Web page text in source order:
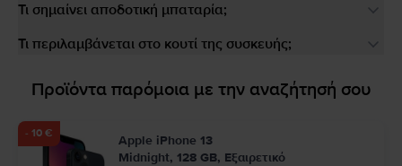
Τι σημαίνει αποδοτική μπαταρία;
Τι περιλαμβάνεται στο κουτί της συσκευής;
Προϊόντα παρόμοια με την αναζήτησή σου
- 10 €
Apple iPhone 13
Midnight, 128 GB, Εξαιρετικό